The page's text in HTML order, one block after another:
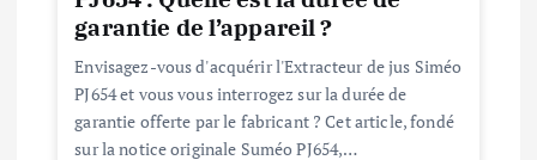
garantie de l’appareil ?
Envisagez-vous d'acquérir l'Extracteur de jus Siméo
PJ654 et vous vous interrogez sur la durée de
garantie offerte par le fabricant ? Cet article, fondé
sur la notice originale Suméo PJ654,…